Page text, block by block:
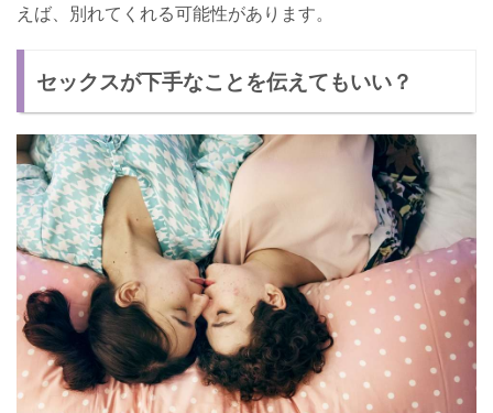
えば、別れてくれる可能性があります。
セックスが下手なことを伝えてもいい？